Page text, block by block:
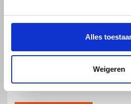
Alles
Weigeren
mail